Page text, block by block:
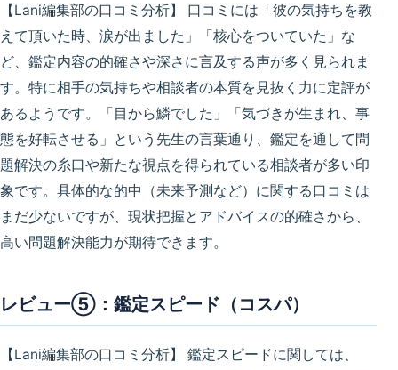
【Lani編集部の口コミ分析】
口コミには「彼の気持ちを教
えて頂いた時、涙が出ました」「核心をついていた」な
ど、 鑑定内容の的確さや深さ に言及する声が多く見られま
す。特に相手の気持ちや相談者の本質を見抜く力に定評が
あるようです。「目から鱗でした」「気づきが生まれ、事
態を好転させる」という先生の言葉通り、鑑定を通して問
題解決の糸口や新たな視点を得られている相談者が多い印
象です。具体的な的中（未来予測など）に関する口コミは
まだ少ないですが、現状把握とアドバイスの的確さから、
高い問題解決能力が期待できます。
レビュー⑤：鑑定スピード（コスパ）
【Lani編集部の口コミ分析】
鑑定スピードに関しては、